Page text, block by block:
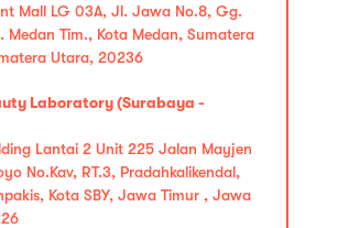
Mall LG 03A, Jl. Jawa No.8, Gg.
Medan Tim., Kota Medan, Sumatera
Utara, 20236
Laboratory (Surabaya -
Lantai 2 Unit 225 Jalan Mayjen
No.Kav, RT.3, Pradahkalikendal,
Kota SBY, Jawa Timur , Jawa